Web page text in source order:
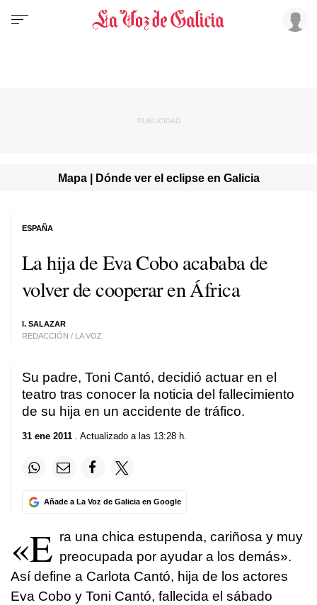
Mapa | Dónde ver el eclipse en Galicia
La hija de Eva Cobo acababa de
volver de cooperar en África
I. SALAZAR
REDACCIÓN / LA VOZ
ESPAÑA
Su padre, Toni Cantó, decidió actuar en el
teatro tras conocer la noticia del fallecimiento
de su hija en un accidente de tráfico.
31 ene 2011 . Actualizado a las 13:28 h.
Añade a La Voz de Galicia en Google
«E ra una chica estupenda, cariñosa y muy
preocupada por ayudar a los demás».
Así define a Carlota Cantó, hija de los actores
Eva Cobo y Toni Cantó, fallecida el sábado